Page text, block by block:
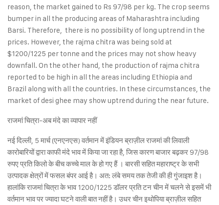
reason, the market gained to Rs 97/98 per kg. The crop seems
bumper in all the producing areas of Maharashtra including
Barsi. Therefore, there is no possibility of long uptrend in the
prices. However, the rajma chitra was being sold at
$1200/1225 per tonne and the prices may not show heavy
downfall. On the other hand, the production of rajma chitra
reported to be high in all the areas including Ethiopia and
Brazil along with all the countries. In these circumstances, the
market of desi ghee may show uptrend during the near future.
राजमां चित्रा-अब मंदे का व्यापार नहीं
नई दिल्ली, 5 मार्च (एनएनएस) वर्तमान में इंडियन ब्राज़ील राजमां की लिवाली
कारोबारियों द्वारा काफी मंदे भाव में किया जा रहा है, जिस कारण बाजार बढ़कर 97/98
रुपए प्रति किलो के बीच कच्चे माल के हो गए हैं । बारसी सहित महाराष्ट्र के सभी
उत्पादक क्षेत्रों में फसल बंपर आई है। अत: लंबे समय तक तेजी की ही गुंजाइश है।
हालांकि राजमां चित्रा के भाव 1200/1225 डॉलर प्रति टन चीन में चलने से इसमें भी
वर्तमान भाव पर ज्यादा घटने वाली बात नहीं है। उधर चीन इथोपिया ब्राज़ील सहित